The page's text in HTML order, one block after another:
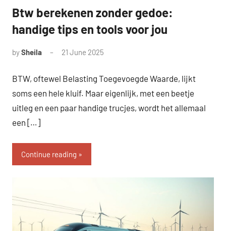
Btw berekenen zonder gedoe:
handige tips en tools voor jou
bySheila 21 June 2025
BTW, oftewel Belasting Toegevoegde Waarde, lijkt
soms een hele kluif. Maar eigenlijk, met een beetje
uitleg en een paar handige trucjes, wordt het allemaal
een […]
Continue reading